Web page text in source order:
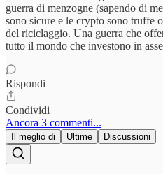
guerra di menzogne (sapendo di
sono sicure e le crypto sono truffe
del riciclaggio. Una guerra che
tutto il mondo che investono in
Rispondi
Condividi
Ancora 3 commenti...
Il meglio di Ultime Discussioni